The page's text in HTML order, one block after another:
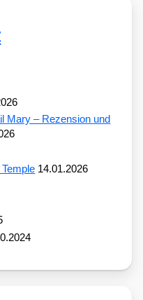
Mary – Rezension und
14.01.2026